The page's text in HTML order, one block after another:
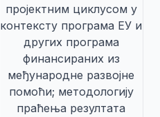
пројектним циклусом у
контексту програма ЕУ и
других програма
финансираних из
међународне развојне
помоћи; методологију
праћења резултата